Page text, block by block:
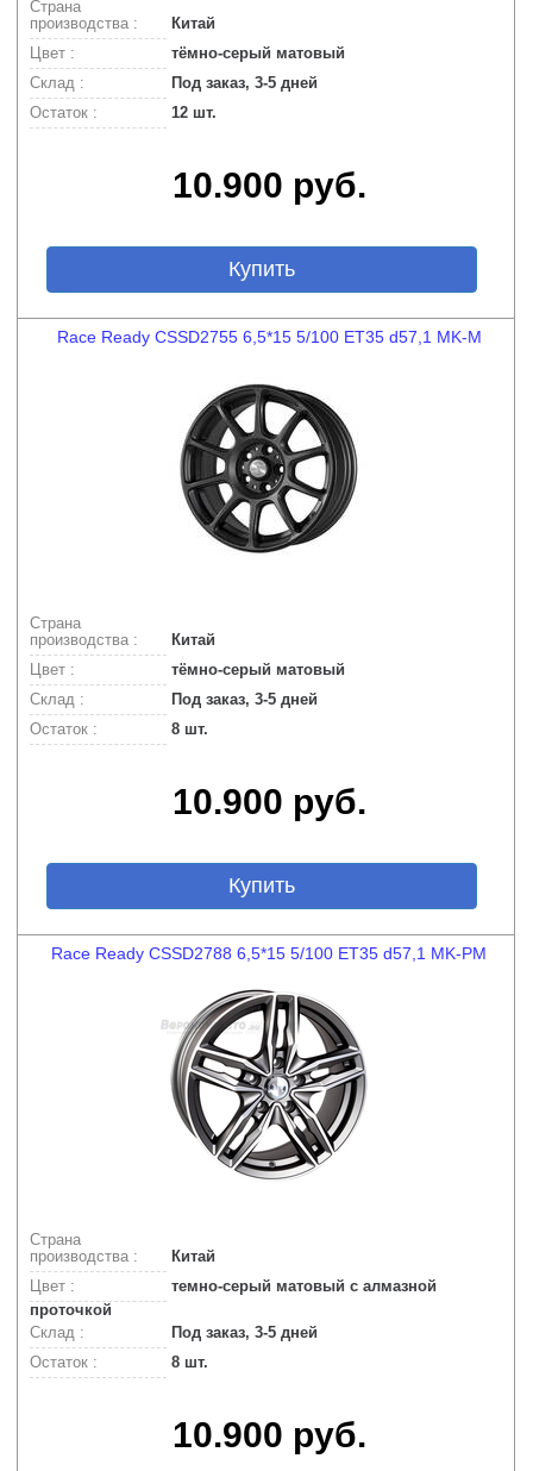
Страна
производства :
Китай
Цвет :
тёмно-серый матовый
Склад :
Под заказ, 3-5 дней
Остаток :
12 шт.
10.900 руб.
Купить
Race Ready CSSD2755 6,5*15 5/100 ET35 d57,1 MK-M
Страна
производства :
Китай
Цвет :
тёмно-серый матовый
Склад :
Под заказ, 3-5 дней
Остаток :
8 шт.
10.900 руб.
Купить
Race Ready CSSD2788 6,5*15 5/100 ET35 d57,1 MK-PM
Страна
производства :
Китай
Цвет :
темно-серый матовый с алмазной
проточкой
Склад :
Под заказ, 3-5 дней
Остаток :
8 шт.
10.900 руб.